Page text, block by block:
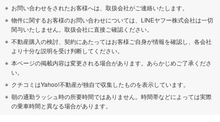
お問い合わせをされたお客様へは、取扱会社がご連絡いたします。
物件に関するお客様のお問い合わせについては、LINEヤフー株式会社は一切
関与いたしません。取扱会社に直接ご確認ください。
不動産購入の検討、契約にあたってはお客様ご自身が情報を確認し、各会社
より十分な説明を受け判断してください。
本ページの掲載内容は変更される場合があります。あらかじめご了承くださ
い。
クチコミはYahoo!不動産が独自で収集したものを表示しています。
朝の通勤ラッシュ時の所要時間ではありません。時間帯などによっては実際
の乗車時間と異なる場合があります。